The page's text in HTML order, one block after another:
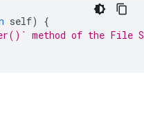
self)
{
method of the File